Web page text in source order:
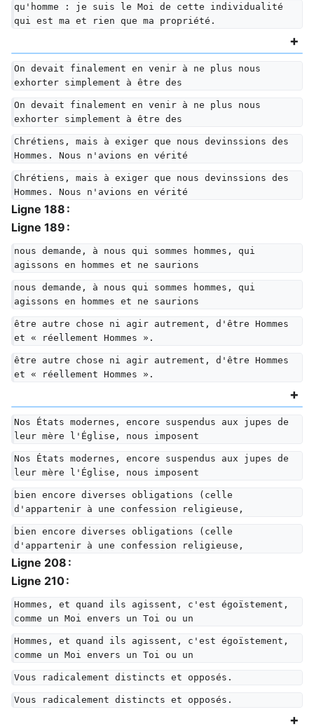
qu'homme : je suis le Moi de cette individualité
qui est ma et rien que ma propriété.
On devait finalement en venir à ne plus nous
exhorter simplement à être des
On devait finalement en venir à ne plus nous
exhorter simplement à être des
Chrétiens, mais à exiger que nous devinssions des
Hommes. Nous n'avions en vérité
Chrétiens, mais à exiger que nous devinssions des
Hommes. Nous n'avions en vérité
Ligne 188 :
Ligne 189 :
nous demande, à nous qui sommes hommes, qui
agissons en hommes et ne saurions
nous demande, à nous qui sommes hommes, qui
agissons en hommes et ne saurions
être autre chose ni agir autrement, d'être Hommes
et « réellement Hommes ».
être autre chose ni agir autrement, d'être Hommes
et « réellement Hommes ».
Nos États modernes, encore suspendus aux jupes de
leur mère l'Église, nous imposent
Nos États modernes, encore suspendus aux jupes de
leur mère l'Église, nous imposent
bien encore diverses obligations (celle
d'appartenir à une confession religieuse,
bien encore diverses obligations (celle
d'appartenir à une confession religieuse,
Ligne 208 :
Ligne 210 :
Hommes, et quand ils agissent, c'est égoïstement,
comme un Moi envers un Toi ou un
Hommes, et quand ils agissent, c'est égoïstement,
comme un Moi envers un Toi ou un
Vous radicalement distincts et opposés.
Vous radicalement distincts et opposés.